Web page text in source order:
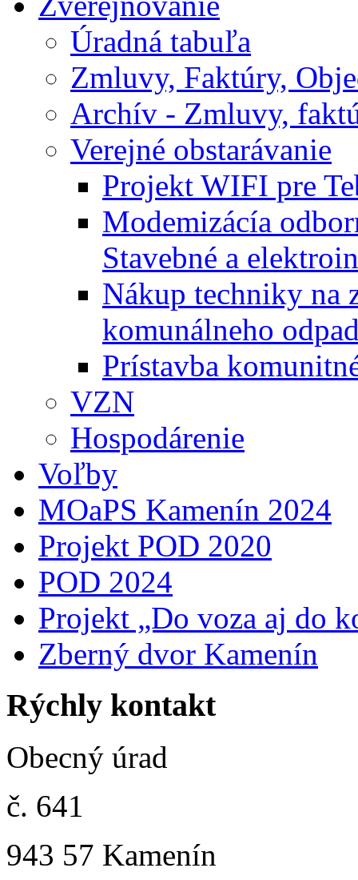
Úradná tabuľa
Zmluvy, Faktúry,
Archív - Zmluvy,
Verejné obstarávanie
Projekt WIFI pre
Modemizácía
Stavebné a
Nákup techniky na
komunálneho
Prístavba
VZN
Hospodárenie
Voľby
MOaPS Kamenín 2024
Projekt POD 2020
POD 2024
Projekt „Do voza aj do
Zberný dvor Kamenín
Rýchly kontakt
Obecný úrad
č. 641
943 57 Kamenín